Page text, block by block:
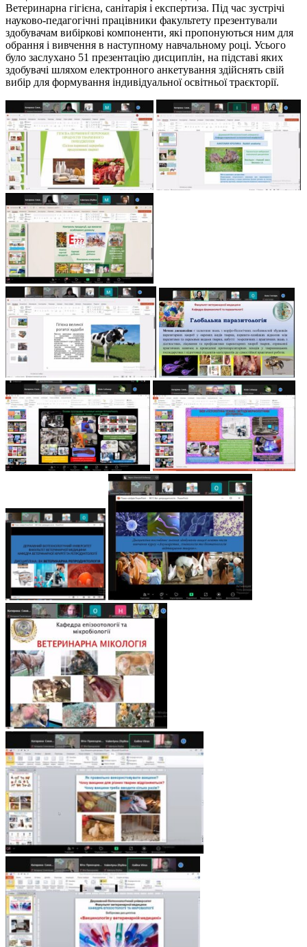
Ветеринарна гігієна, санітарія і експертиза. Під час зустрічі
науково-педагогічні працівники факультету презентували
здобувачам вибіркові компоненти, які пропонуються ним для
обрання і вивчення в наступному навчальному році. Усього
було заслухано 51 презентацію дисциплін, на підставі яких
здобувачі шляхом електронного анкетування здійснять свій
вибір для формування індивідуальної освітньої траєкторії.